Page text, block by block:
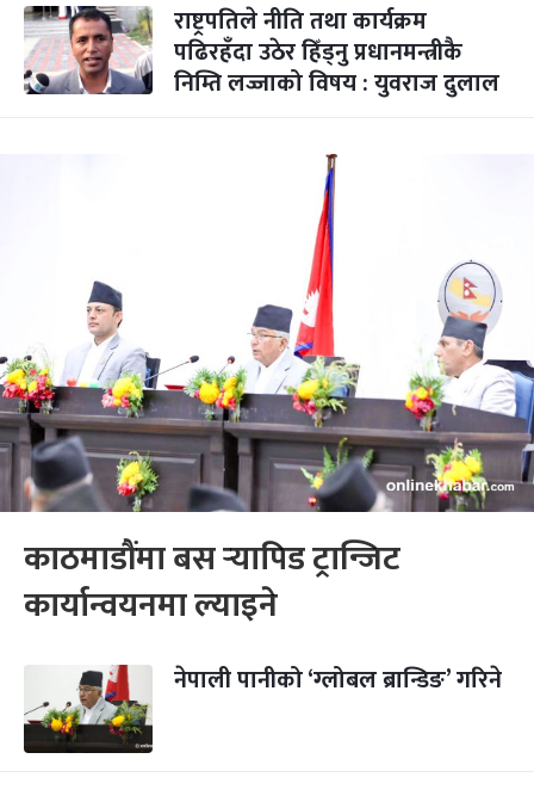
राष्ट्रपतिले नीति तथा कार्यक्रम
पढिरहँदा उठेर हिँड्नु प्रधानमन्त्रीकै
निम्ति लज्जाको विषय : युवराज दुलाल
काठमाडौंमा बस र्‍यापिड ट्रान्जिट
कार्यान्वयनमा ल्याइने
नेपाली पानीको ‘ग्लोबल ब्रान्डिङ’ गरिने